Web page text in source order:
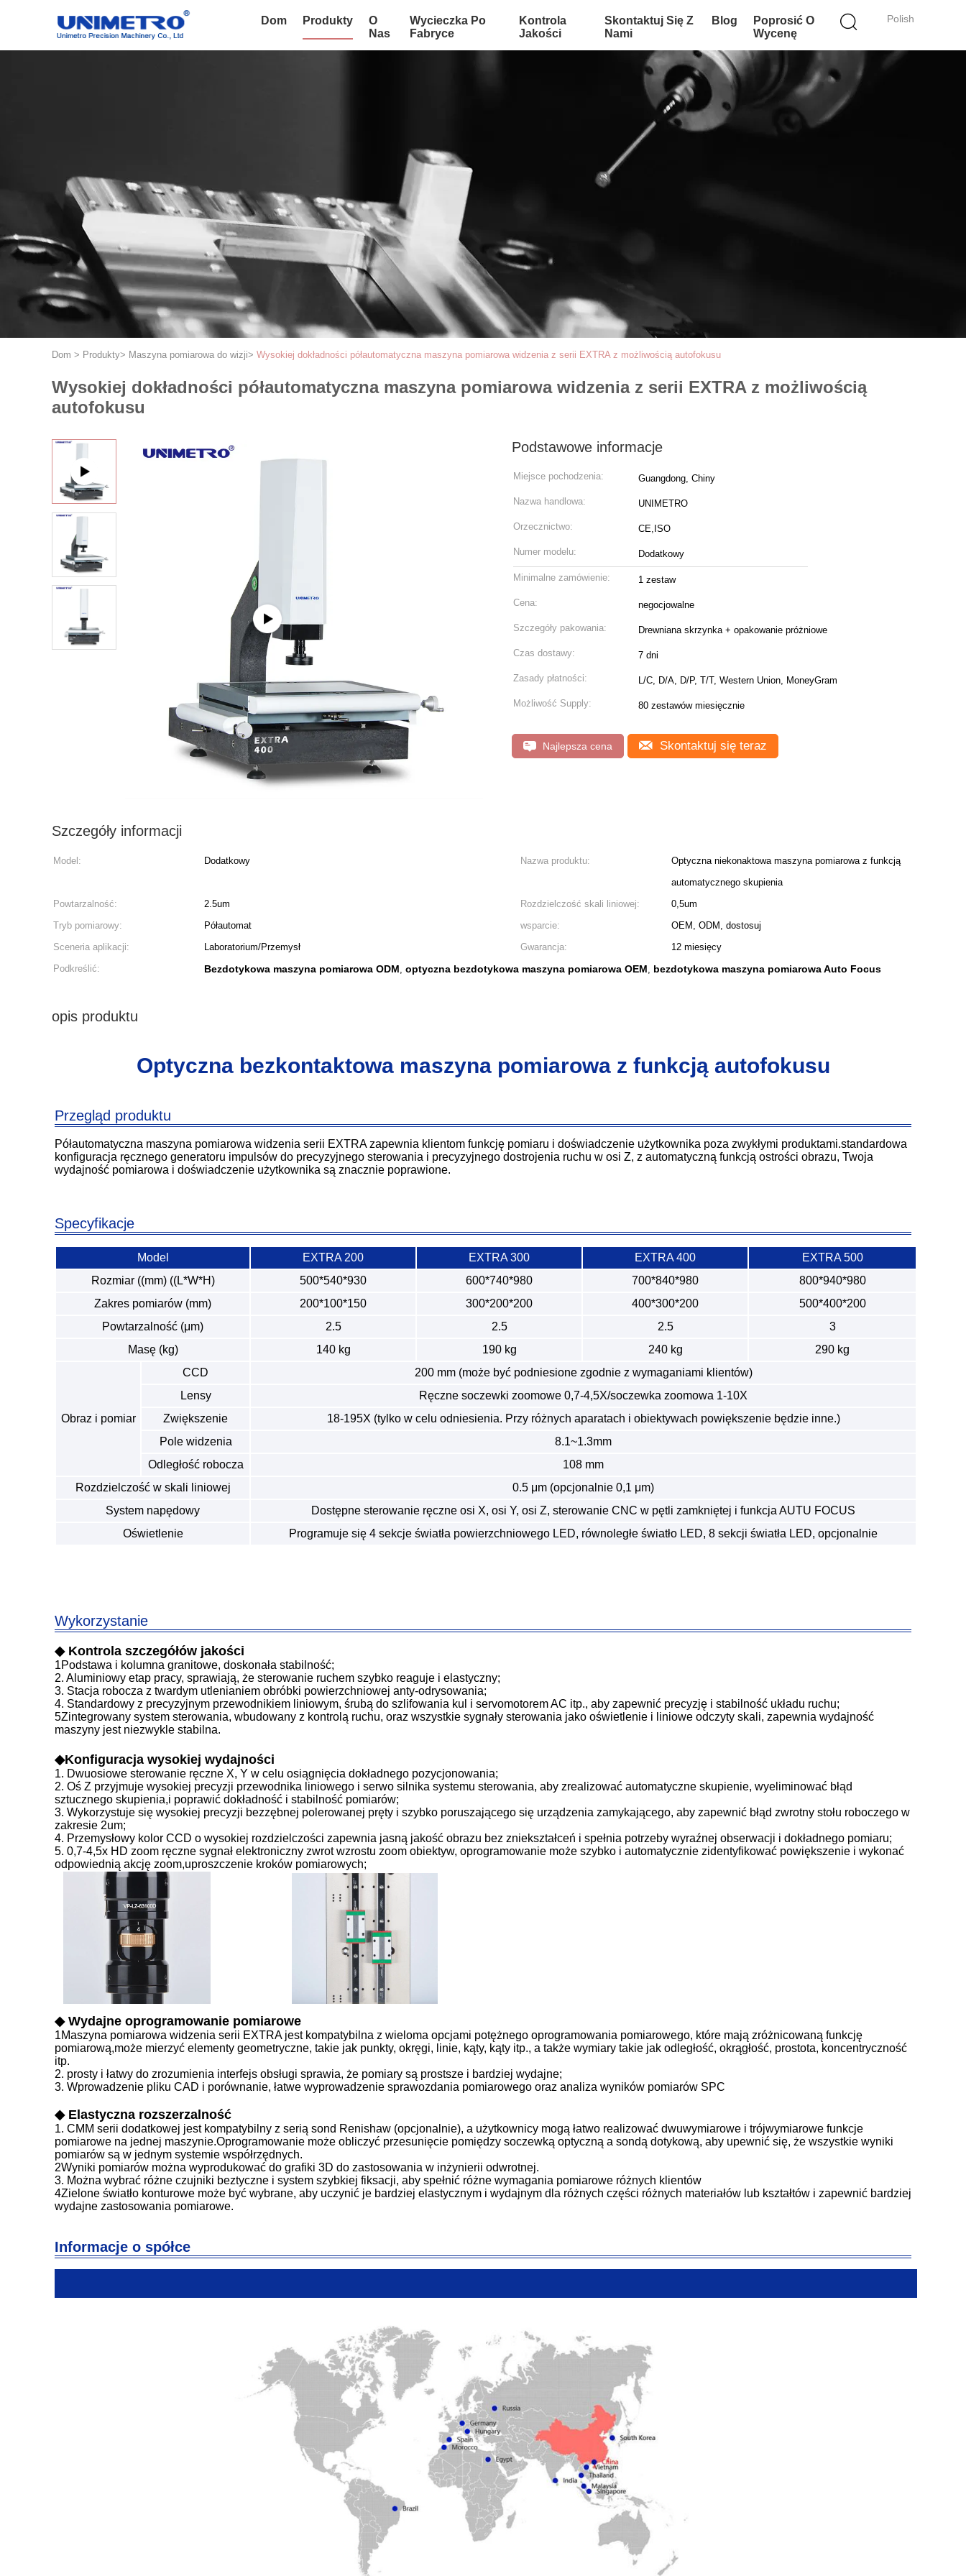
Polish
Dom Produkty
O
Nas
Wycieczka Po
Fabryce
Kontrola
Jakości
Skontaktuj Się Z
Nami
Blog
Poprosić O
Wycenę
Dom > Produkty> Maszyna pomiarowa do wizji> Wysokiej dokładności półautomatyczna maszyna pomiarowa widzenia z serii EXTRA z możliwością autofokusu
Wysokiej dokładności półautomatyczna maszyna pomiarowa widzenia z serii EXTRA z możliwością
autofokusu
Podstawowe informacje
Miejsce pochodzenia: Guangdong, Chiny
Nazwa handlowa: UNIMETRO
Orzecznictwo: CE,ISO
Numer modelu: Dodatkowy
Minimalne zamówienie: 1 zestaw
Cena: negocjowalne
Szczegóły pakowania: Drewniana skrzynka + opakowanie próżniowe
Czas dostawy: 7 dni
Zasady płatności: L/C, D/A, D/P, T/T, Western Union, MoneyGram
Możliwość Supply: 80 zestawów miesięcznie
Najlepsza cena Skontaktuj się teraz
Szczegóły informacji
Model: Dodatkowy Nazwa produktu:
Optyczna niekonaktowa maszyna pomiarowa z funkcją
automatycznego skupienia
Powtarzalność:
2.5um Rozdzielczość skali liniowej:
0,5um
Tryb pomiarowy:
Półautomat wsparcie:
OEM, ODM, dostosuj
Sceneria aplikacji:
Laboratorium/Przemysł Gwarancja:
12 miesięcy
Podkreślić:
Bezdotykowa maszyna pomiarowa ODM, optyczna bezdotykowa maszyna pomiarowa OEM, bezdotykowa maszyna pomiarowa Auto Focus
opis produktu
Optyczna bezkontaktowa maszyna pomiarowa z funkcją autofokusu
Przegląd produktu
Półautomatyczna maszyna pomiarowa widzenia serii EXTRA zapewnia klientom funkcję pomiaru i doświadczenie użytkownika poza zwykłymi produktami.standardowa
konfiguracja ręcznego generatoru impulsów do precyzyjnego sterowania i precyzyjnego dostrojenia ruchu w osi Z, z automatyczną funkcją ostrości obrazu, Twoja
wydajność pomiarowa i doświadczenie użytkownika są znacznie poprawione.
Specyfikacje
Model EXTRA 200 EXTRA 300 EXTRA 400
EXTRA 500
Rozmiar ((mm) ((L*W*H)
500*540*930 600*740*980 700*840*980
800*940*980
Zakres pomiarów (mm)
200*100*150 300*200*200 400*300*200
500*400*200
Powtarzalność (μm)
2.5 2.5 2.5
3
Masę (kg)
140 kg 190 kg 240 kg 290 kg
Obraz i pomiar
CCD
200 mm (może być podniesione zgodnie z wymaganiami klientów)
Lensy
Ręczne soczewki zoomowe 0,7-4,5X/soczewka zoomowa 1-10X
Zwiększenie
18-195X (tylko w celu odniesienia. Przy różnych aparatach i obiektywach powiększenie będzie inne.)
Pole widzenia
8.1~1.3mm
Odległość robocza
108 mm
Rozdzielczość w skali liniowej
0.5 μm (opcjonalnie 0,1 μm)
System napędowy
Dostępne sterowanie ręczne osi X, osi Y, osi Z, sterowanie CNC w pętli zamkniętej i funkcja AUTU FOCUS
Oświetlenie
Programuje się 4 sekcje światła powierzchniowego LED, równoległe światło LED, 8 sekcji światła LED, opcjonalnie
Wykorzystanie
◆ Kontrola szczegółów jakości
1Podstawa i kolumna granitowe, doskonała stabilność;
2. Aluminiowy etap pracy, sprawiają, że sterowanie ruchem szybko reaguje i elastyczny;
3. Stacja robocza z twardym utlenianiem obróbki powierzchniowej anty-odrysowania;
4. Standardowy z precyzyjnym przewodnikiem liniowym, śrubą do szlifowania kul i servomotorem AC itp., aby zapewnić precyzję i stabilność układu ruchu;
5Zintegrowany system sterowania, wbudowany z kontrolą ruchu, oraz wszystkie sygnały sterowania jako oświetlenie i liniowe odczyty skali, zapewnia wydajność
maszyny jest niezwykle stabilna.
◆Konfiguracja wysokiej wydajności
1. Dwuosiowe sterowanie ręczne X, Y w celu osiągnięcia dokładnego pozycjonowania;
2. Oś Z przyjmuje wysokiej precyzji przewodnika liniowego i serwo silnika systemu sterowania, aby zrealizować automatyczne skupienie, wyeliminować błąd
sztucznego skupienia,i poprawić dokładność i stabilność pomiarów;
3. Wykorzystuje się wysokiej precyzji bezzębnej polerowanej pręty i szybko poruszającego się urządzenia zamykającego, aby zapewnić błąd zwrotny stołu roboczego w
zakresie 2um;
4. Przemysłowy kolor CCD o wysokiej rozdzielczości zapewnia jasną jakość obrazu bez zniekształceń i spełnia potrzeby wyraźnej obserwacji i dokładnego pomiaru;
5. 0,7-4,5x HD zoom ręczne sygnał elektroniczny zwrot wzrostu zoom obiektyw, oprogramowanie może szybko i automatycznie zidentyfikować powiększenie i wykonać
odpowiednią akcję zoom,uproszczenie kroków pomiarowych;
◆ Wydajne oprogramowanie pomiarowe
1Maszyna pomiarowa widzenia serii EXTRA jest kompatybilna z wieloma opcjami potężnego oprogramowania pomiarowego, które mają zróżnicowaną funkcję
pomiarową,może mierzyć elementy geometryczne, takie jak punkty, okręgi, linie, kąty, kąty itp., a także wymiary takie jak odległość, okrągłość, prostota, koncentryczność
itp.
2. prosty i łatwy do zrozumienia interfejs obsługi sprawia, że pomiary są prostsze i bardziej wydajne;
3. Wprowadzenie pliku CAD i porównanie, łatwe wyprowadzenie sprawozdania pomiarowego oraz analiza wyników pomiarów SPC
◆ Elastyczna rozszerzalność
1. CMM serii dodatkowej jest kompatybilny z serią sond Renishaw (opcjonalnie), a użytkownicy mogą łatwo realizować dwuwymiarowe i trójwymiarowe funkcje
pomiarowe na jednej maszynie.Oprogramowanie może obliczyć przesunięcie pomiędzy soczewką optyczną a sondą dotykową, aby upewnić się, że wszystkie wyniki
pomiarów są w jednym systemie współrzędnych.
2Wyniki pomiarów można wyprodukować do grafiki 3D do zastosowania w inżynierii odwrotnej.
3. Można wybrać różne czujniki beztyczne i system szybkiej fiksacji, aby spełnić różne wymagania pomiarowe różnych klientów
4Zielone światło konturowe może być wybrane, aby uczynić je bardziej elastycznym i wydajnym dla różnych części różnych materiałów lub kształtów i zapewnić bardziej
wydajne zastosowania pomiarowe.
Informacje o spółce